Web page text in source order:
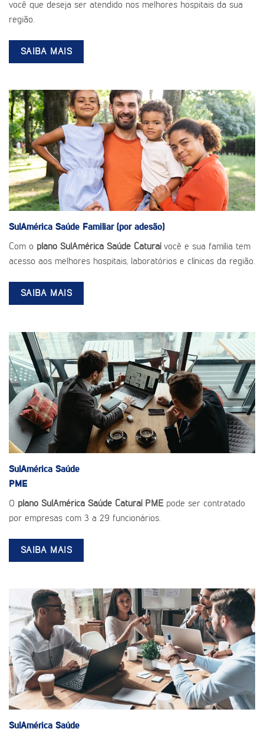
você que deseja ser atendido nos melhores hospitais da sua
região.
SAIBA MAIS
SulAmérica Saúde Familiar (por adesão)
Com o plano SulAmérica Saúde Caturaí você e sua família tem
acesso aos melhores hospitais, laboratórios e clínicas da região.
SAIBA MAIS
SulAmérica Saúde
PME
O plano SulAmérica Saúde Caturaí PME pode ser contratado
por empresas com 3 a 29 funcionários.
SAIBA MAIS
SulAmérica Saúde